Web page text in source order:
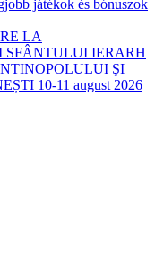
játékok és bónuszok
LA
SFÂNTULUI IERARH
ŞI
10-11 august 2026